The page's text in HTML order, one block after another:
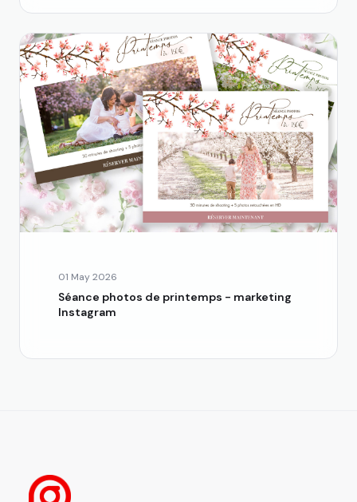
01 May 2026
Séance photos de printemps - marketing
Instagram